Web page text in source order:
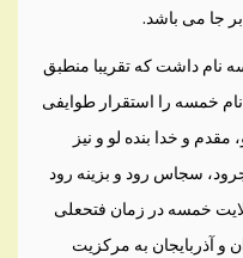
جا می باشد.
نام داشت که تقریبا منطبق
خمسه را استقرار طوایفی
مقدم و خدا بنده لو و نیز
سجاس رود و بزینه رود
خمسه در زمان فتحعلی
آذربایجان به مرکزیت